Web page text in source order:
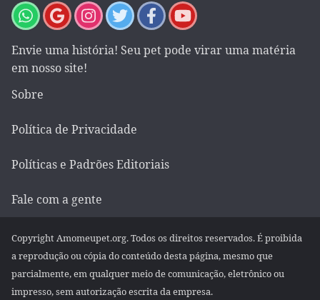
Envie uma história! Seu pet pode virar uma matéria
em nosso site!
Sobre
Política de Privacidade
Políticas e Padrões Editoriais
Fale com a gente
Copyright Amomeupet.org. Todos os direitos reservados. É proibida
a reprodução ou cópia do conteúdo desta página, mesmo que
parcialmente, em qualquer meio de comunicação, eletrônico ou
impresso, sem autorização escrita da empresa.